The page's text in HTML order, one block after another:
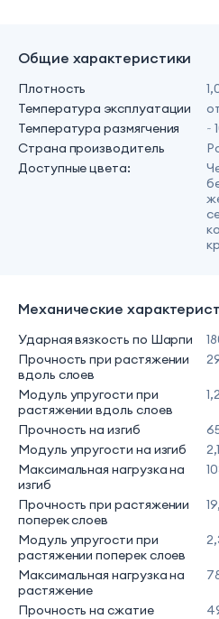
Общие характеристики
Плотность
Температура эксплуатации
Температура размягчения
~
Страна производитель
Доступные цвета:
Механические
Ударная вязкость по Шарпи
Прочность при растяжении
вдоль слоев
Модуль упругости при
растяжении вдоль слоев
Прочность на изгиб
Модуль упругости на изгиб
Максимальная нагрузка на
изгиб
Прочность при растяжении
поперек слоев
Модуль упругости при
растяжении поперек слоев
Максимальная нагрузка на
растяжение
Прочность на сжатие